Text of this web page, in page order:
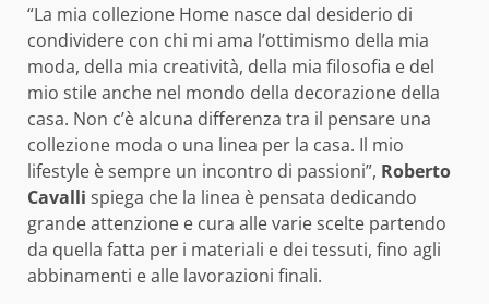
“La mia collezione Home nasce dal desiderio di
condividere con chi mi ama l’ottimismo della mia
moda, della mia creatività, della mia filosofia e del
mio stile anche nel mondo della decorazione della
casa. Non c’è alcuna differenza tra il pensare una
collezione moda o una linea per la casa. Il mio
lifestyle è sempre un incontro di passioni”, Roberto
Cavalli spiega che la linea è pensata dedicando
grande attenzione e cura alle varie scelte partendo
da quella fatta per i materiali e dei tessuti, fino agli
abbinamenti e alle lavorazioni finali.